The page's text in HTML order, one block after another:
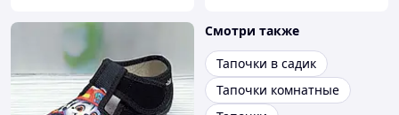
Смотри также
Тапочки в садик
Тапочки комнатные